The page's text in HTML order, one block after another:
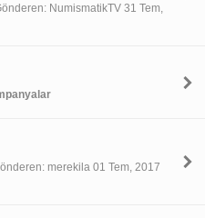
NumismatikTV 31 Tem,
merekila 01 Tem, 2017